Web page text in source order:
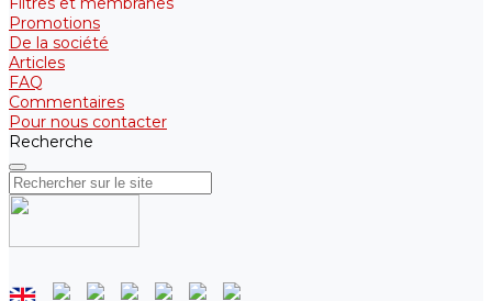
Promotions
De la société
Articles
FAQ
Commentaires
Pour nous contacter
Recherche